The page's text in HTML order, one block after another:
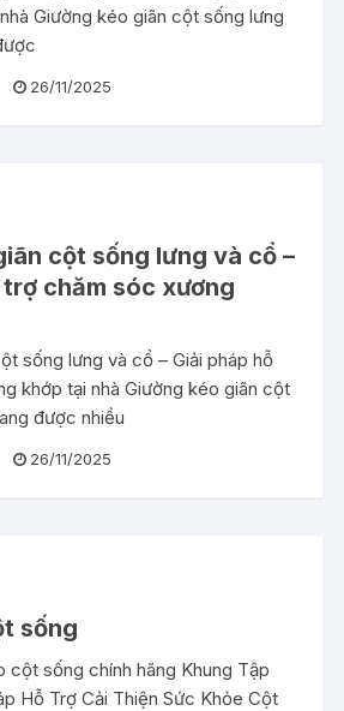
Giường kéo giãn cột sống lưng
26/11/2025
cột sống lưng và cổ –
chăm sóc xương
sống lưng và cổ – Giải pháp hỗ
khớp tại nhà Giường kéo giãn cột
được nhiều
26/11/2025
sống
cột sống chính hãng Khung Tập
Hỗ Trợ Cải Thiện Sức Khỏe Cột